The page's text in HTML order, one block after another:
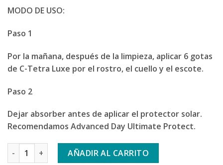
MODO DE USO:
Paso 1
Por la mañana, después de la limpieza, aplicar 6 gotas
de C-Tetra Luxe por el rostro, el cuello y el escote.
Paso 2
Dejar absorber antes de aplicar el protector solar.
Recomendamos Advanced Day Ultimate Protect.
MEDIK8 C-TETRA LUXE cantidad
AÑADIR AL CARRITO